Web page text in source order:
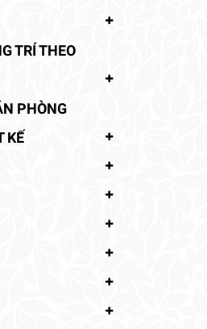
TRÍ THEO
PHÒNG
KẾ